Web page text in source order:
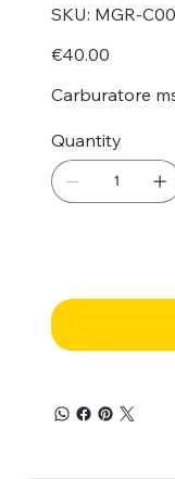
SKU: SKU
MGR-
MGR-
Price
€40.00
Carburatore
Quantity